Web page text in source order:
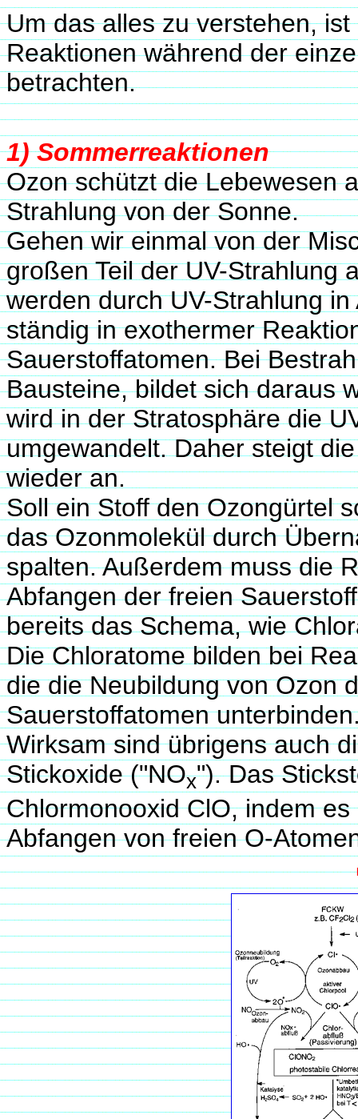
Um das alles zu verstehen,
Reaktionen während der
betrachten.
1) Sommerreaktionen
Ozon schützt die Lebewesen
Strahlung von der Sonne.
Gehen wir einmal von der
großen Teil der UV-Strahlung
werden durch UV-Strahlung
ständig in exothermer
Sauerstoffatomen. Bei
Bausteine, bildet sich daraus
wird in der Stratosphäre die
umgewandelt. Daher steigt
wieder an.
Soll ein Stoff den Ozongürtel
das Ozonmolekül durch
spalten. Außerdem muss die
Abfangen der freien
bereits das Schema, wie
Die Chloratome bilden bei
die die Neubildung von Ozon
Sauerstoffatomen
Wirksam sind übrigens auch
Stickoxide ("NOx"). Das
Chlormonooxid ClO, indem
Abfangen von freien O-